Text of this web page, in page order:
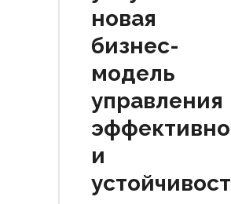
новая
бизнес-
модель
управления
и